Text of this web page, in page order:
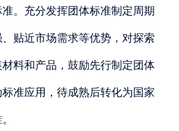
。充分发挥团体标准制定周期
贴近市场需求等优势，对探索
料和产品，鼓励先行制定团体
准应用，待成熟后转化为国家